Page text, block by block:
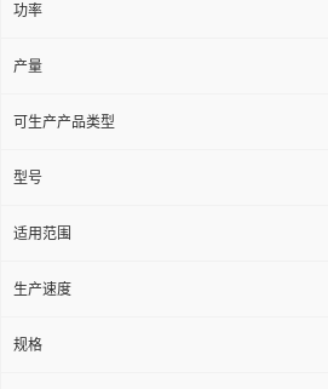
功率
产量
可生产产品类型
型号
适用范围
生产速度
规格